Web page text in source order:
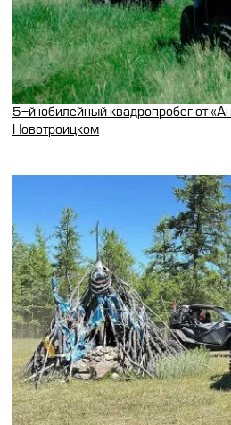
5-й юбилейный квадропробег от
Новотроицком